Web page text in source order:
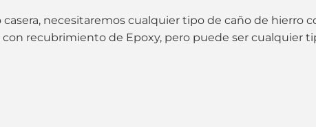
casera, necesitaremos cualquier tipo de caño de hierro
recubrimiento de Epoxy, pero puede ser cualquier